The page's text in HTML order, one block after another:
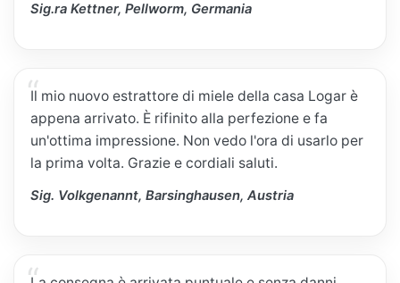
Sig.ra Kettner, Pellworm, Germania
Il mio nuovo estrattore di miele della casa Logar è
appena arrivato. È rifinito alla perfezione e fa
un'ottima impressione. Non vedo l'ora di usarlo per
la prima volta. Grazie e cordiali saluti.
Sig. Volkgenannt, Barsinghausen, Austria